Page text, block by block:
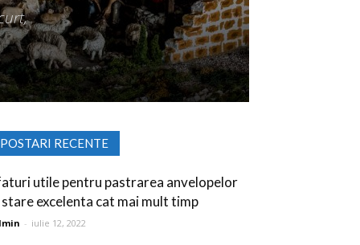
POSTARI RECENTE
utile pentru pastrarea anvelopelor
stare excelenta cat mai mult timp
- iulie 12, 2022